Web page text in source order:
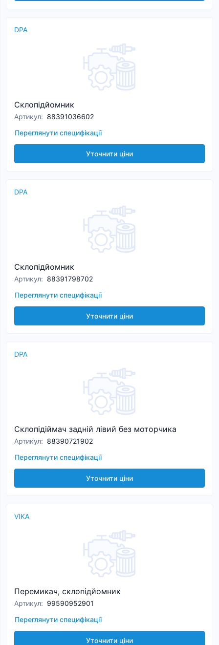
DPA
Склопідйомник
Артикул: 88391036602
Переглянути специфікації
Уточнити ціни
DPA
Склопідйомник
Артикул: 88391798702
Переглянути специфікації
Уточнити ціни
DPA
Склопідіймач задній лівий без моторчика
Артикул: 88390721902
Переглянути специфікації
Уточнити ціни
VIKA
Перемикач, склопідйомник
Артикул: 99590952901
Переглянути специфікації
Уточнити ціни